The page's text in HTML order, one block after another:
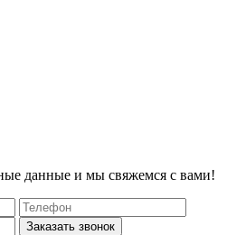
данные и мы свяжемся с вами!
Заказать звонок